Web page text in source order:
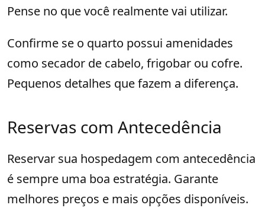
Pense no que você realmente vai utilizar.
Confirme se o quarto possui amenidades
como secador de cabelo, frigobar ou cofre.
Pequenos detalhes que fazem a diferença.
Reservas com Antecedência
Reservar sua hospedagem com antecedência
é sempre uma boa estratégia. Garante
melhores preços e mais opções disponíveis.